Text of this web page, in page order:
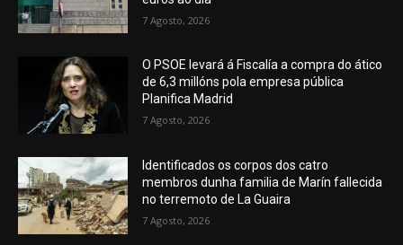
7 Agosto, 2026
O PSOE levará á Fiscalía a compra do ático
de 6,3 millóns pola empresa pública
Planifica Madrid
7 Agosto, 2026
Identificados os corpos dos catro
membros dunha familia de Marín fallecida
no terremoto de La Guaira
7 Agosto, 2026